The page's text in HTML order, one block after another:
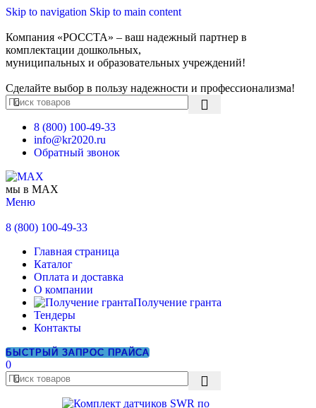
Skip to navigation Skip to main content
Компания «РОССТА» – ваш надежный партнер в
комплектации дошкольных,
муниципальных и образовательных учреждений!
Сделайте выбор в пользу надежности и профессионализма!
8 (800) 100-49-33
info@kr2020.ru
Обратный звонок
мы в MAX
Меню
8 (800) 100-49-33
Главная страница
Каталог
Оплата и доставка
О компании
Получение гранта
Тендеры
Контакты
БЫСТРЫЙ ЗАПРОС ПРАЙСА
0